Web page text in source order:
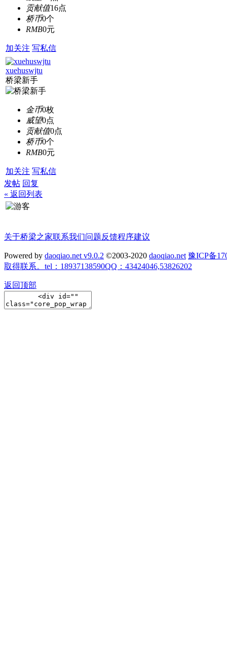
贡献值16点
桥币0个
RMB0元
加关注 写私信
xuehuswjtu
桥梁新手
金币0枚
威望0点
贡献值0点
桥币0个
RMB0元
加关注 写私信
发帖 回复
« 返回列表
关于桥梁之家联系我们问题反馈程序建议
Powered by daoqiao.net v9.0.2 ©2003-2020 daoqiao.net 豫ICP备
取得联系。tel：18937138590QQ：43424046,53826202
返回顶部